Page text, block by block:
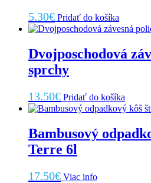
5.30€ Pridať do košíka
Dvojposchodová
sprchy
13.50€ Pridať do košíka
Bambusový
Terre 6l
17.50€ Viac info